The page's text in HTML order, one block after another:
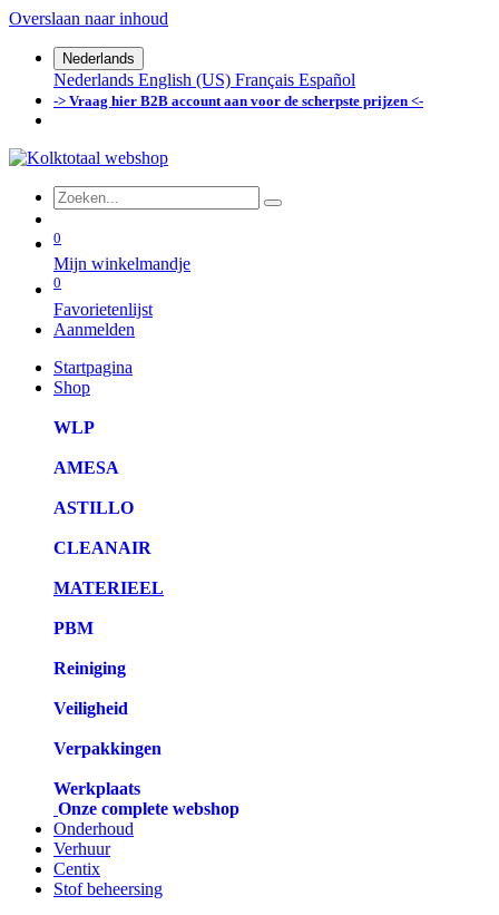
Overslaan naar inhoud
Nederlands
Nederlands English (US) Français Español
-> Vraag hier B2B account aan voor de scherpste prijzen <-
0
Mijn winkelmandje
0
Favorietenlijst
Aanmelden
Startpagina
Shop
WLP
AMESA
ASTILLO
CLEANAIR
MATERIEEL
PBM
Reiniging
Veiligheid
Verpakkingen
Werkplaats
Onze complete webshop
Onderhoud
Verhuur
Centix
Stof beheersing